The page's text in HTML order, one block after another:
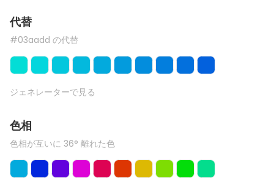
代替
#03aadd の代替
ジェネレーターで見る
色相
色相が互いに 36° 離れた色